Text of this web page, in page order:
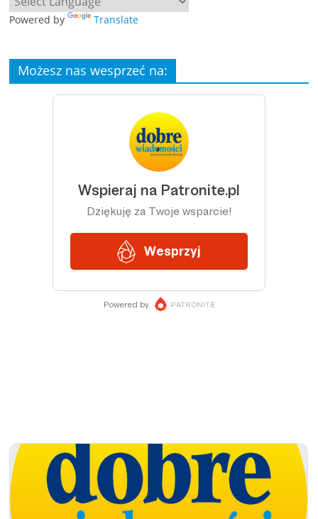
Powered by Translate
Możesz nas wesprzeć na: